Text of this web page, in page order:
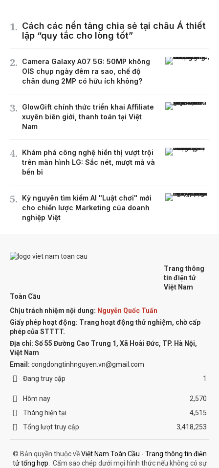
Cách các nền tảng chia sẻ tại châu Á thiết
lập “quy tắc cho lòng tốt”
Camera Galaxy A07 5G: 50MP không
OIS chụp ngày đêm ra sao, chế độ
chân dung 2MP có hữu ích không?
GlowGift chính thức triển khai Affiliate
xuyên biên giới, thanh toán tại Việt
Nam
Khám phá công nghệ hiển thị vượt trội
trên màn hình LG: Sắc nét, mượt mà và
bền bỉ
Kỷ nguyên tìm kiếm AI "Luật chơi" mới
cho chiến lược Marketing của doanh
nghiệp Việt
Trang thông
tin điện tử
Việt Nam
Toàn Cầu
Chịu trách nhiệm nội dung: Nguyễn Quốc Tuấn
Giấy phép hoạt động: Trang hoạt động thử nghiệm, chờ cấp
phép của STTTT.
Địa chỉ: Số 55 Đường Cao Trung 1, Xã Hoài Đức, TP. Hà Nội,
Việt Nam
Email: congdongtinhnguyen.vn@gmail.com
Đang truy cập
1
Hôm nay
2,570
Tháng hiện tại
4,515
Tổng lượt truy cập
3,418,253
© Bản quyền thuộc vềViệt Nam Toàn Cầu - Trang thông tin điện
tử tổng hợp
Cấm sao chép dưới mọi hình thức nếu không có sự